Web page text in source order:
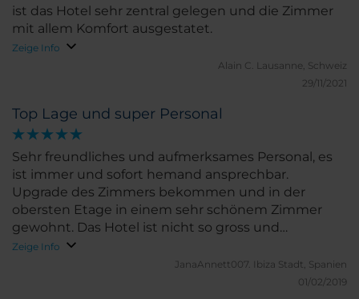
ist das Hotel sehr zentral gelegen und die Zimmer
mit allem Komfort ausgestatet.
Zeige Info
Alain C.
Lausanne, Schweiz
29/11/2021
Top Lage und super Personal
Sehr freundliches und aufmerksames Personal, es
ist immer und sofort hemand ansprechbar.
Upgrade des Zimmers bekommen und in der
obersten Etage in einem sehr schönem Zimmer
gewohnt. Das Hotel ist nicht so gross und
gemütlich und toll gelegen mitten im Zentrum,
nahe zur Puerta del Sol und
Zeige Info
JanaAnnett007.
Ibiza Stadt, Spanien
01/02/2019